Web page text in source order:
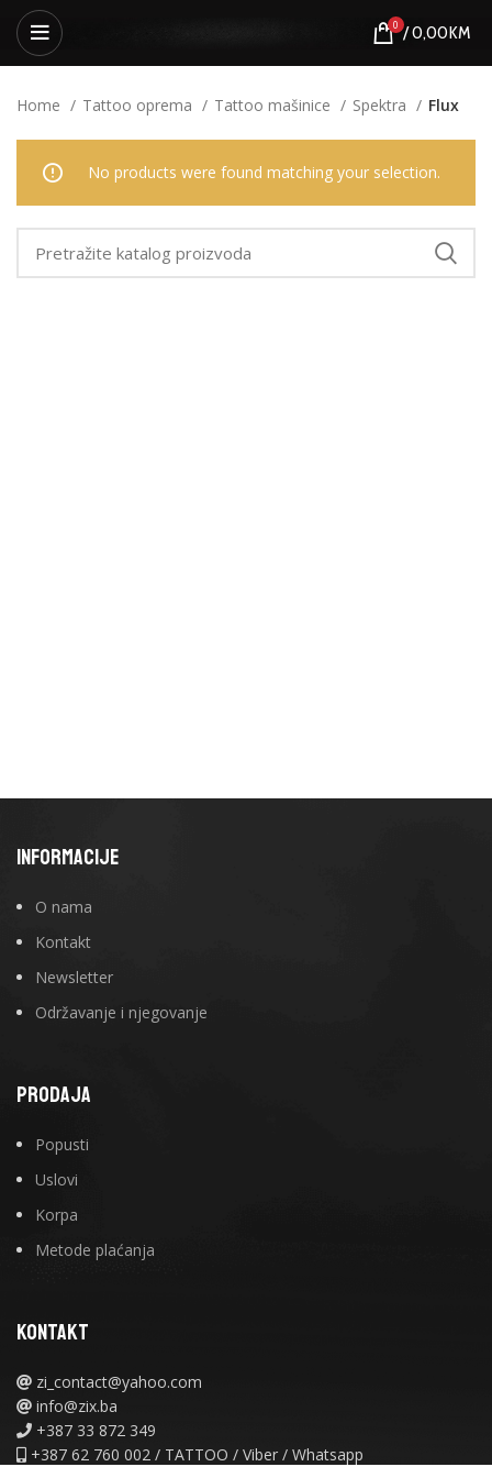
0 /0,00KM
Home Tattoo oprema Tattoo mašinice Spektra Flux
No products were found matching your selection.
INFORMACIJE
O nama
Kontakt
Newsletter
Održavanje i njegovanje
PRODAJA
Popusti
Uslovi
Korpa
Metode plaćanja
KONTAKT
zi_contact@yahoo.com
info@zix.ba
+387 33 872 349
+387 62 760 002 / TATTOO / Viber / Whatsapp